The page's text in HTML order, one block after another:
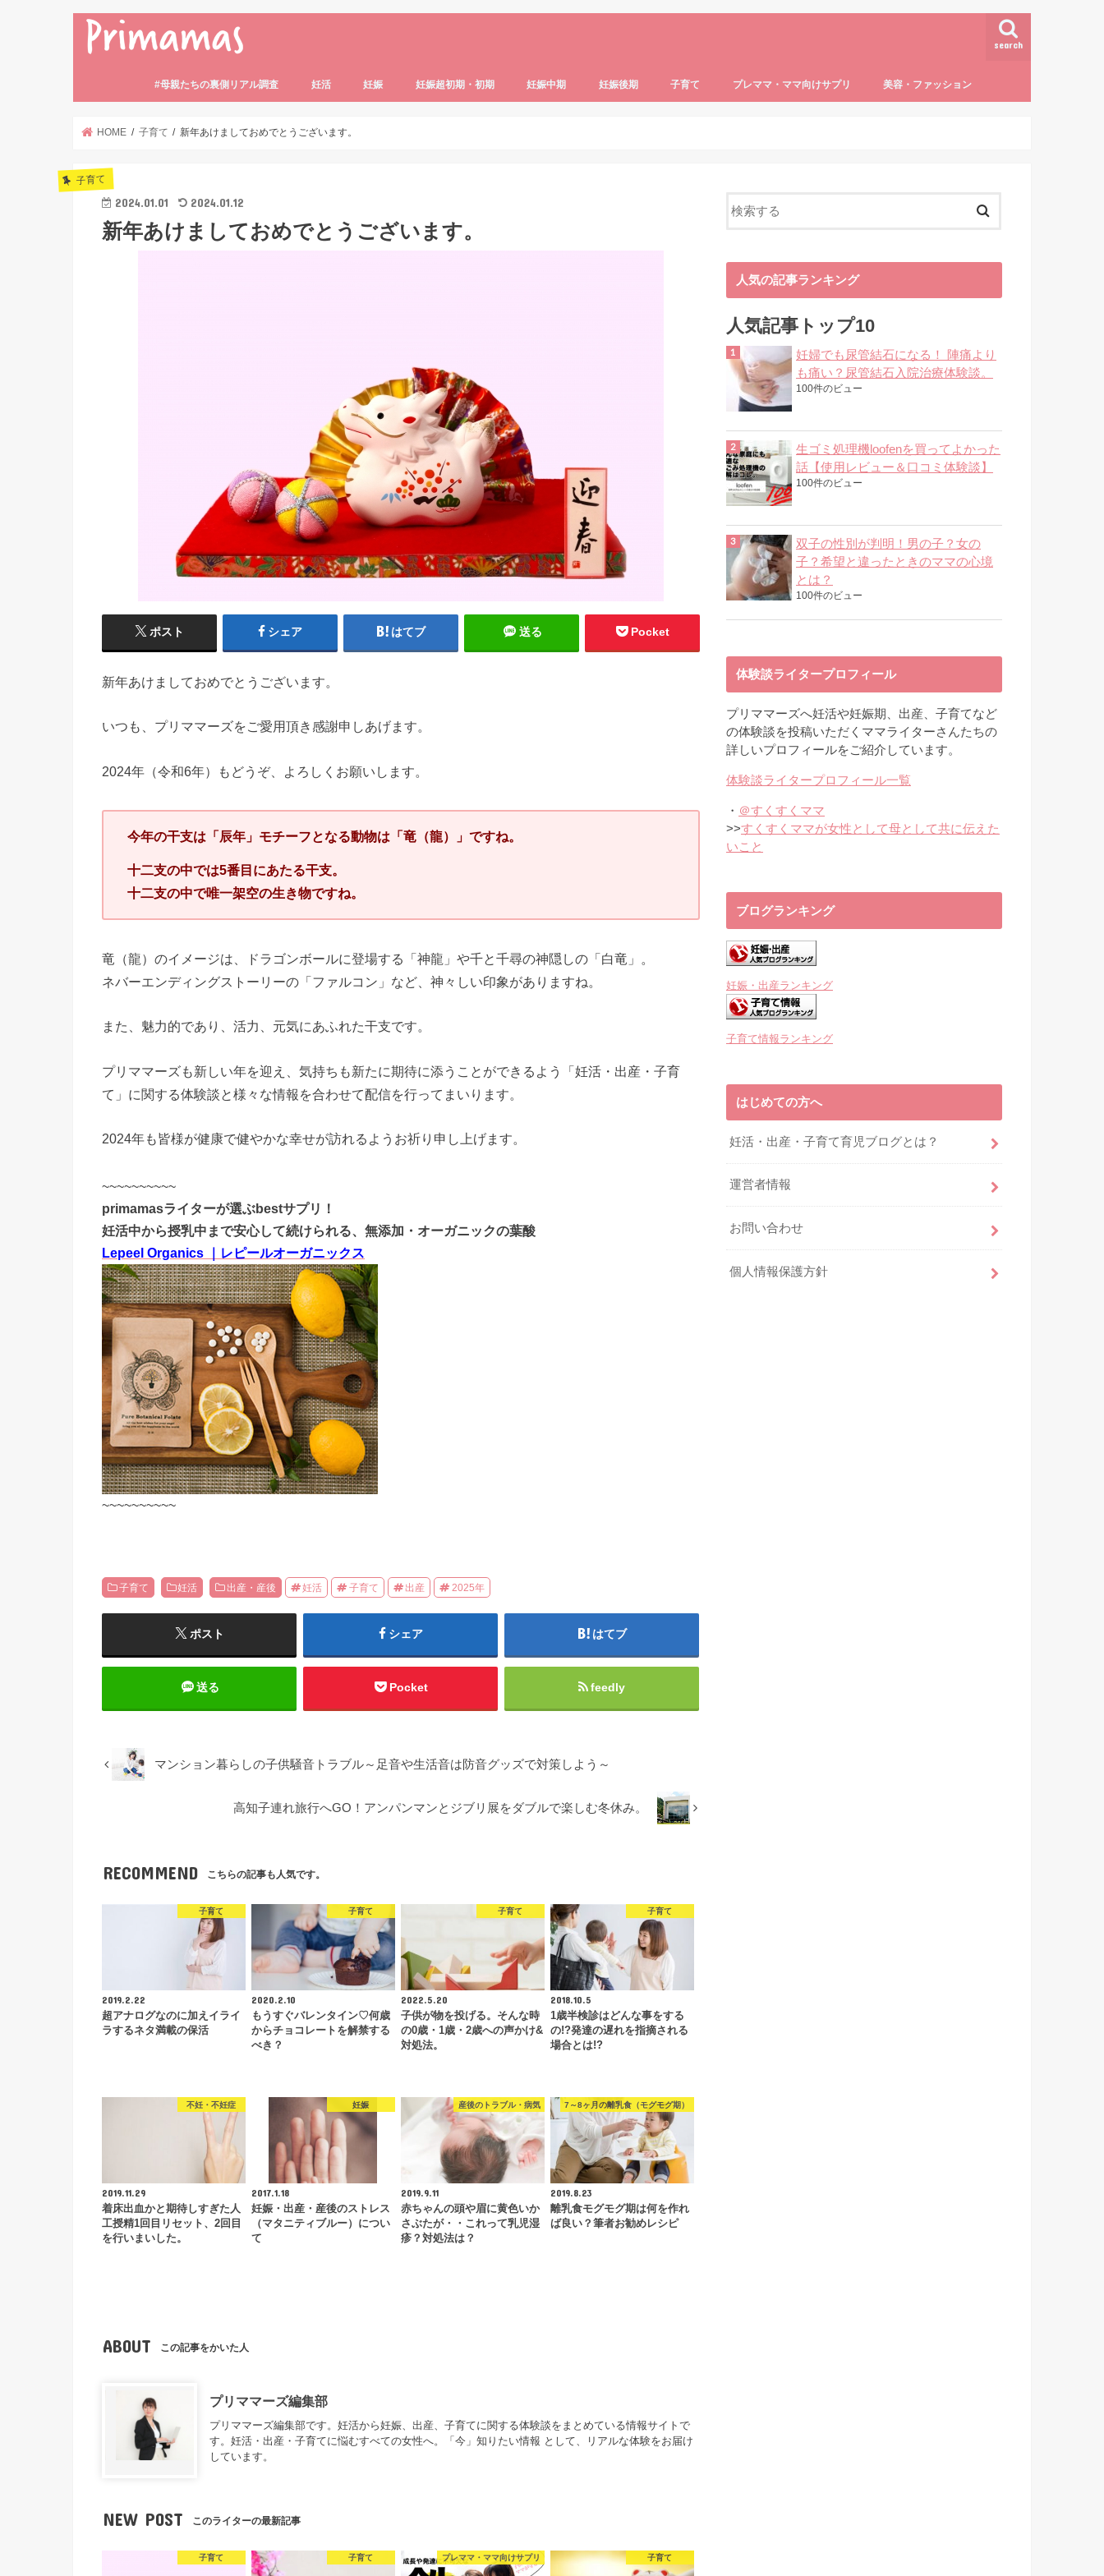
search
#母親たちの裏側リアル調査 妊活 妊娠 妊娠超初期・初期 妊娠中期 妊娠後期 子育て プレママ・ママ向けサプリ 美容・ファッション
HOME 子育て 新年あけましておめでとうございます。
子育て
2024.01.01 2024.01.12
新年あけましておめでとうございます。
ポスト シェア はてブ 送る Pocket
新年あけましておめでとうございます。
いつも、プリママーズをご愛用頂き感謝申しあげます。
2024年（令和6年）もどうぞ、よろしくお願いします。
今年の干支は「辰年」モチーフとなる動物は「竜（龍）」ですね。
十二支の中では5番目にあたる干支。
十二支の中で唯一架空の生き物ですね。
竜（龍）のイメージは、ドラゴンボールに登場する「神龍」や千と千尋の神隠しの「白竜」。
ネバーエンディングストーリーの「ファルコン」など、神々しい印象がありますね。
また、魅力的であり、活力、元気にあふれた干支です。
プリママーズも新しい年を迎え、気持ちも新たに期待に添うことができるよう「妊活・出産・子育
て」に関する体験談と様々な情報を合わせて配信を行ってまいります。
2024年も皆様が健康で健やかな幸せが訪れるようお祈り申し上げます。
~~~~~~~~~~
primamasライターが選ぶbestサプリ！
妊活中から授乳中まで安心して続けられる、無添加・オーガニックの葉酸
Lepeel Organics ｜レピールオーガニックス
~~~~~~~~~~
子育て 妊活 出産・産後 妊活 子育て 出産 2025年
ポスト シェア はてブ
送る Pocket feedly
マンション暮らしの子供騒音トラブル～足音や生活音は防音グッズで対策しよう～
高知子連れ旅行へGO！アンパンマンとジブリ展をダブルで楽しむ冬休み。
RECOMMEND こちらの記事も人気です。
子育て
2019.2.22
超アナログなのに加えイライ
ラするネタ満載の保活
子育て
2020.2.10
もうすぐバレンタイン♡何歳
からチョコレートを解禁する
べき？
子育て
2022.5.20
子供が物を投げる。そんな時
の0歳・1歳・2歳への声かけ&
対処法。
子育て
2018.10.5
1歳半検診はどんな事をする
の!?発達の遅れを指摘される
場合とは!?
不妊・不妊症
2019.11.29
着床出血かと期待しすぎた人
工授精1回目リセット、2回目
を行いまいした。
妊娠
2017.1.18
妊娠・出産・産後のストレス
（マタニティブルー）につい
て
産後のトラブル・病気
2019.9.11
赤ちゃんの頭や眉に黄色いか
さぶたが・・これって乳児湿
疹？対処法は？
7～8ヶ月の離乳食（モグモグ期）
2019.8.23
離乳食モグモグ期は何を作れ
ば良い？筆者お勧めレシピ
ABOUT この記事をかいた人
プリママーズ編集部
プリママーズ編集部です。妊活から妊娠、出産、子育てに関する体験談をまとめている情報サイトで
す。妊活・出産・子育てに悩むすべての女性へ。「今」知りたい情報 として、リアルな体験をお届け
しています。
NEW POST このライターの最新記事
子育て 子育て プレママ・ママ向けサプリ 子育て
人気の記事ランキング
人気記事トップ10
妊婦でも尿管結石になる！ 陣痛より
も痛い？尿管結石入院治療体験談。
100件のビュー
生ゴミ処理機loofenを買ってよかった
話【使用レビュー＆口コミ体験談】
100件のビュー
双子の性別が判明！男の子？女の
子？希望と違ったときのママの心境
とは？
100件のビュー
体験談ライタープロフィール
プリママーズへ妊活や妊娠期、出産、子育てなど
の体験談を投稿いただくママライターさんたちの
詳しいプロフィールをご紹介しています。
体験談ライタープロフィール一覧
・ ＠すくすくママ
>>すくすくママが女性として母として共に伝えた
いこと
ブログランキング
妊娠・出産ランキング
子育て情報ランキング
はじめての方へ
妊活・出産・子育て育児ブログとは？
運営者情報
お問い合わせ
個人情報保護方針